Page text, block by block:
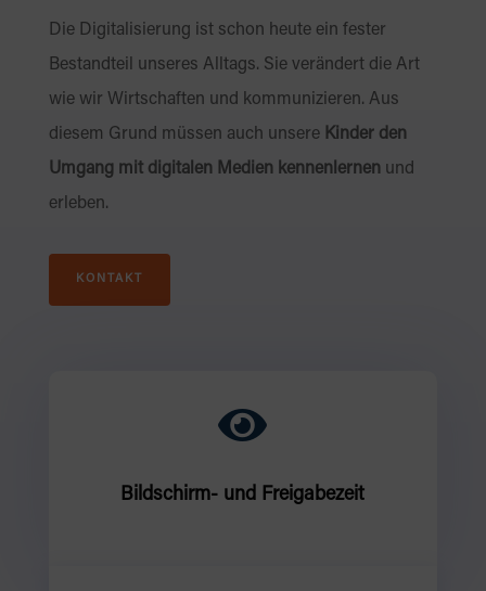
Die Digitalisierung ist schon heute ein fester
Bestandteil unseres Alltags. Sie verändert die Art
wie wir Wirtschaften und kommunizieren. Aus
diesem Grund müssen auch unsere Kinder den
Umgang mit digitalen Medien kennenlernen und
erleben.
KONTAKT

Bildschirm- und Freigabezeit